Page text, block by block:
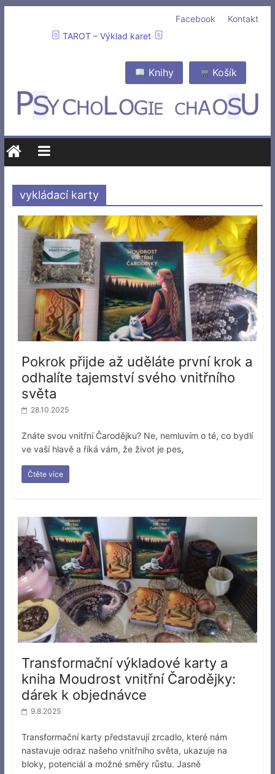
Kontakt
Facebook
TAROT – Výklad karet
Košík
Knihy
vykládací karty
Pokrok přijde až uděláte první krok a
odhalíte tajemství svého vnitřního
světa
28.10.2025
Znáte svou vnitřní Čarodějku? Ne, nemluvím o té, co bydlí
ve vaší hlavě a říká vám, že život je pes,
Čtěte více
Transformační výkladové karty a
kniha Moudrost vnitřní Čarodějky:
dárek k objednávce
9.8.2025
Transformační karty představují zrcadlo, které nám
nastavuje odraz našeho vnitřního světa, ukazuje na
bloky, potenciál a možné směry růstu. Jasně